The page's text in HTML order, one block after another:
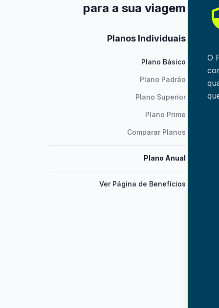
para a sua viagem
Planos Individuais
Plano Básico
Plano Padrão
Plano Superior
Plano Prime
Comparar Planos
Plano Anual
Ver Página de Benefícios
O